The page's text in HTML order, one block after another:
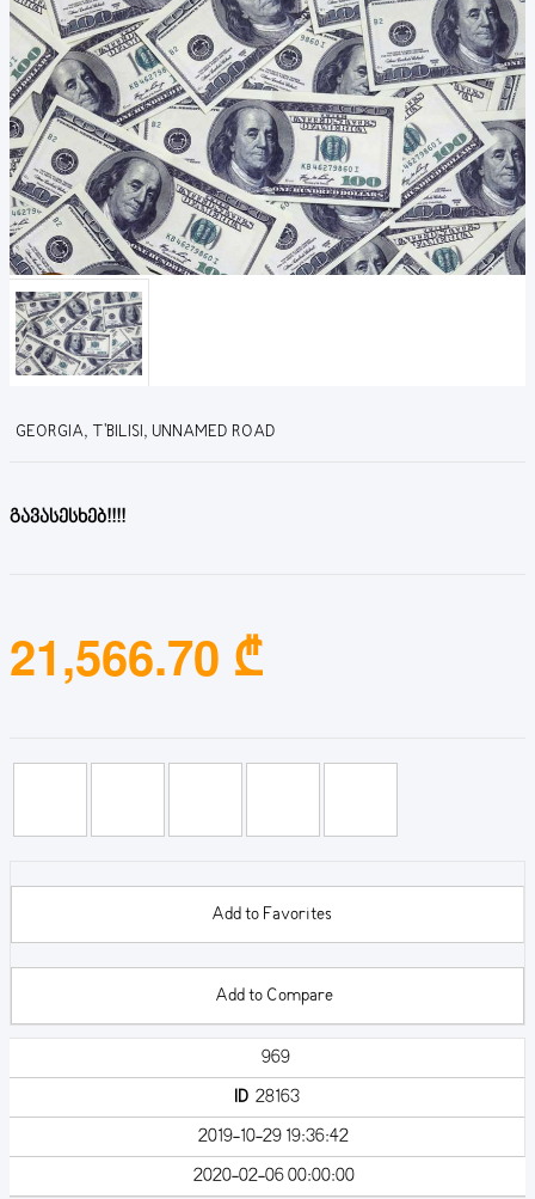
GEORGIA, T'BILISI, UNNAMED ROAD
გავასესხებ!!!!
21,566.70 ₾
Add to Favorites
Add to Compare
969
ID 28163
2019-10-29 19:36:42
2020-02-06 00:00:00